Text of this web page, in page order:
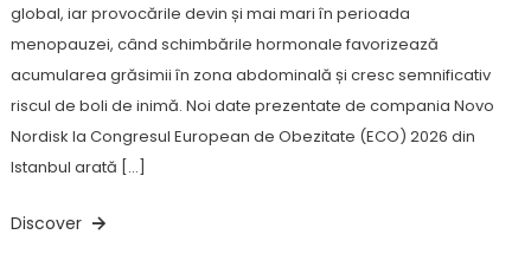
global, iar provocările devin și mai mari în perioada
menopauzei, când schimbările hormonale favorizează
acumularea grăsimii în zona abdominală și cresc semnificativ
riscul de boli de inimă. Noi date prezentate de compania Novo
Nordisk la Congresul European de Obezitate (ECO) 2026 din
Istanbul arată […]
Discover